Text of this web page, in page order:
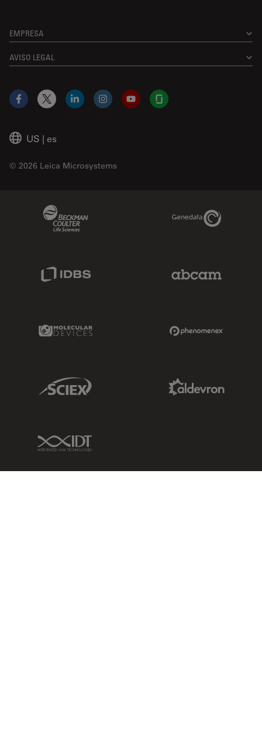
EMPRESA
AVISO LEGAL
US | es
© 2026 Leica Microsystems
Facebook
X LinkedInInstagramYouTubeGlassdoor
Genedata Link
Molecular Devices Link
Sciex Link
IDT Link